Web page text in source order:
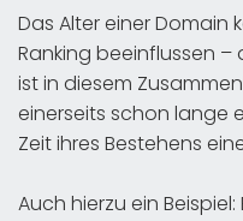
Das Alter einer Domain
Ranking beeinflussen –
ist in diesem
einerseits schon lange
Zeit ihres Bestehens
Auch hierzu ein